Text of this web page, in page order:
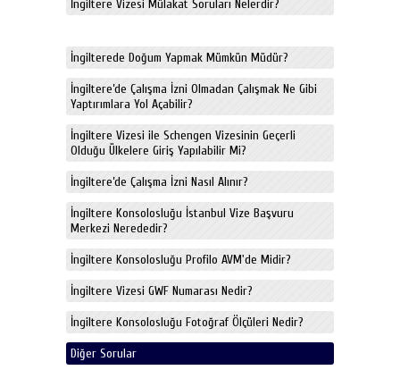
İngiltere Vizesi Mülakat Soruları Nelerdir?
İngilterede Doğum Yapmak Mümkün Müdür?
İngiltere’de Çalışma İzni Olmadan Çalışmak Ne Gibi
Yaptırımlara Yol Açabilir?
İngiltere Vizesi ile Schengen Vizesinin Geçerli
Olduğu Ülkelere Giriş Yapılabilir Mi?
İngiltere’de Çalışma İzni Nasıl Alınır?
İngiltere Konsolosluğu İstanbul Vize Başvuru
Merkezi Nerededir?
İngiltere Konsolosluğu Profilo AVM'de Midir?
İngiltere Vizesi GWF Numarası Nedir?
İngiltere Konsolosluğu Fotoğraf Ölçüleri Nedir?
Diğer Sorular